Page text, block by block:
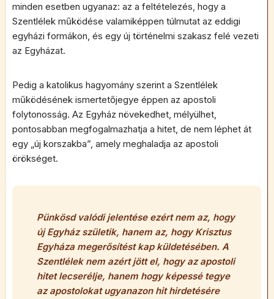
minden esetben ugyanaz: az a feltételezés, hogy a
Szentlélek működése valamiképpen túlmutat az eddigi
egyházi formákon, és egy új történelmi szakasz felé vezeti
az Egyházat.
Pedig a katolikus hagyomány szerint a Szentlélek
működésének ismertetőjegye éppen az apostoli
folytonosság. Az Egyház növekedhet, mélyülhet,
pontosabban megfogalmazhatja a hitet, de nem léphet át
egy „új korszakba”, amely meghaladja az apostoli
örökséget.
Pünkösd valódi jelentése ezért nem az, hogy
új Egyház születik, hanem az, hogy Krisztus
Egyháza megerősítést kap küldetésében. A
Szentlélek nem azért jött el, hogy az apostoli
hitet lecserélje, hanem hogy képessé tegye
az apostolokat ugyanazon hit hirdetésére